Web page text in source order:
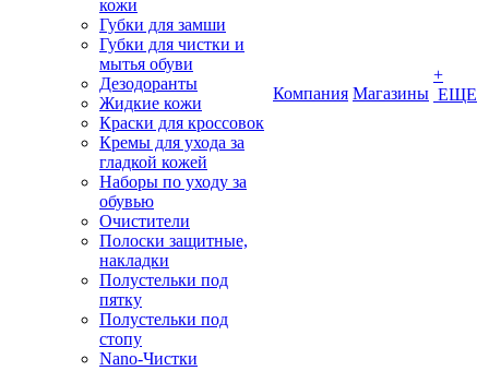
кожи
Губки для замши
Губки для чистки и
мытья обуви
Дезодоранты
Жидкие кожи
Краски для кроссовок
Кремы для ухода за
гладкой кожей
Наборы по уходу за
обувью
Очистители
Полоски защитные,
накладки
Полустельки под
пятку
Полустельки под
стопу
Nano-Чистки
Компания Магазины
+
ЕЩЕ